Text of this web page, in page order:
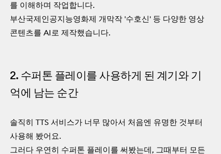
를 이해하며 작업합니다.
부산국제인공지능영화제 개막작 '수호신' 등 다양한 영상
콘텐츠를 AI로 제작했습니다.
2. 수퍼톤 플레이를 사용하게 된 계기와 기
억에 남는 순간
솔직히 TTS 서비스가 너무 많아서 처음엔 유명한 것부터
사용해 봤어요.
그러다 우연히 수퍼톤 플레이를 써봤는데, 그때부터 모든